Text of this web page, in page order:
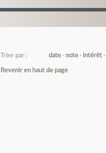
Trier par : date note intérêt
Revenir en haut de page